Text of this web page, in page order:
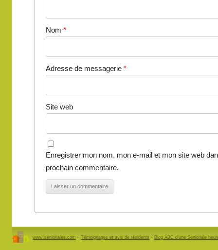
Nom *
Adresse de messagerie *
Site web
Enregistrer mon nom, mon e-mail et mon site web
prochain commentaire.
www.senioriales.com - Témoignages et avis de résidents - Blog ABC d’une Senioriale